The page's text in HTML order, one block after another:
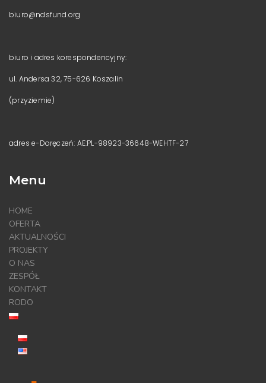
biuro@ndsfund.org
biuro i adres korespondencyjny:
ul. Andersa 32, 75-626 Koszalin
(przyziemie)
adres e-Doręczeń: AE:PL-98923-36648-WEHTF-27
Menu
HOME
OFERTA
AKTUALNOŚCI
PROJEKTY
O NAS
ZESPÓŁ
KONTAKT
RODO